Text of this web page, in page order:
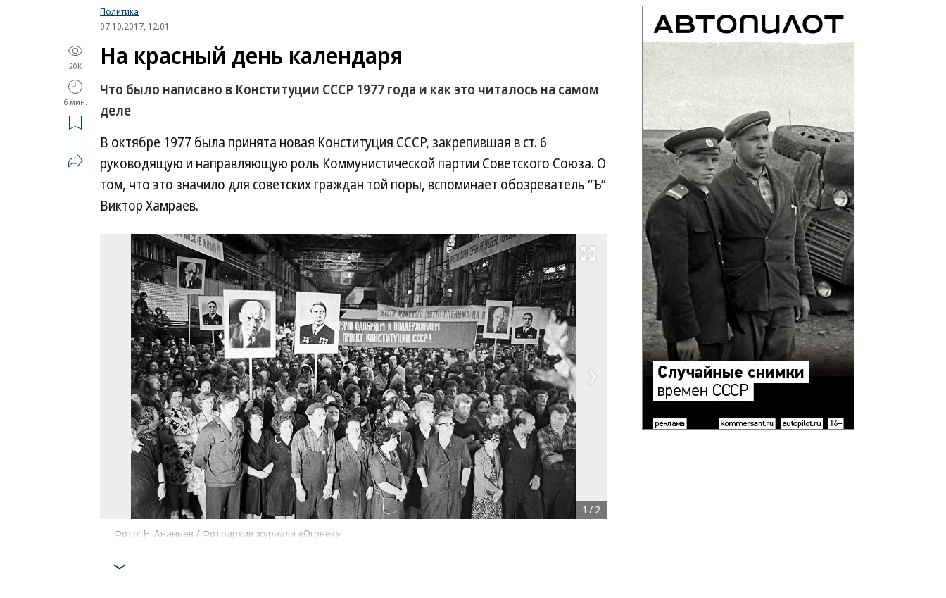
Политика
07.10.2017, 12:01
20K
6 мин.
На красный день календаря
Что было написано в Конституции СССР 1977 года и как это читалось на самом
деле
В октябре 1977 была принята новая Конституция СССР, закрепившая в ст. 6
руководящую и направляющую роль Коммунистической партии Советского Союза. О
том, что это значило для советских граждан той поры, вспоминает обозреватель “Ъ”
Виктор Хамраев.
Развернуть на весь экран
Фото: Н. Ананьев / Фотоархив журнала «Огонек»
1 / 2